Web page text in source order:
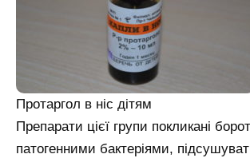
Протаргол в ніс дітям
Препарати цієї групи покликані
патогенними бактеріями,